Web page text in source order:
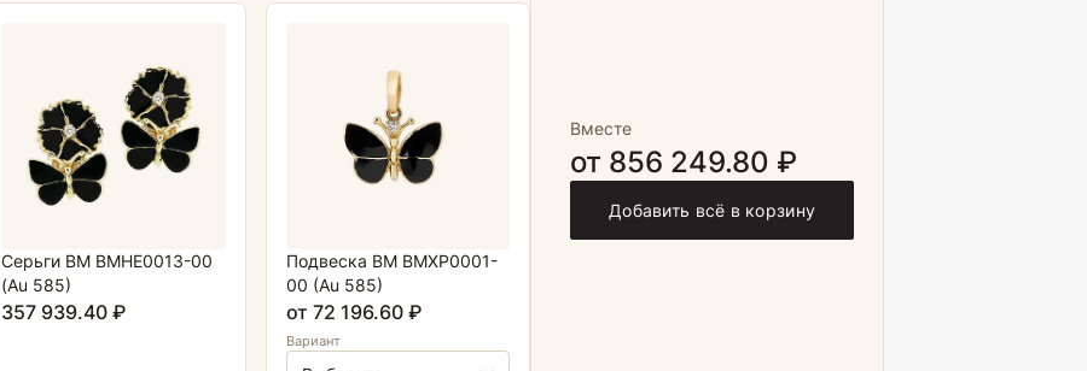
Серьги BM BMHE0013-00
(Au 585)
357 939.40 ₽
Подвеска BM BMXP0001-
00 (Au 585)
от 72 196.60 ₽
Вариант
Вместе
от 856 249.80 ₽
Добавить всё в корзину